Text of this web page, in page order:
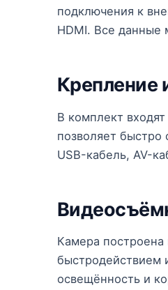
подключения к
HDMI. Все данные
Крепление
В комплект
позволяет быстро
USB-кабель, AV-
Камера
быстродействием
освещённость и